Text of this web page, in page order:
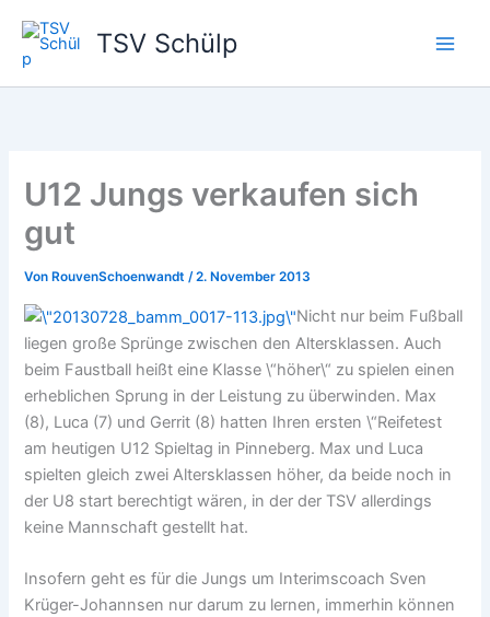
Inhalt
springen
TSV Schülp
U12 Jungs verkaufen sich
gut
Von RouvenSchoenwandt/2. November 2013
Nicht nur beim Fußball
liegen große Sprünge zwischen den Altersklassen. Auch
beim Faustball heißt eine Klasse \“höher\“ zu spielen einen
erheblichen Sprung in der Leistung zu überwinden. Max
(8), Luca (7) und Gerrit (8) hatten Ihren ersten \“Reifetest
am heutigen U12 Spieltag in Pinneberg. Max und Luca
spielten gleich zwei Altersklassen höher, da beide noch in
der U8 start berechtigt wären, in der der TSV allerdings
keine Mannschaft gestellt hat.
Insofern geht es für die Jungs um Interimscoach Sven
Krüger-Johannsen nur darum zu lernen, immerhin können